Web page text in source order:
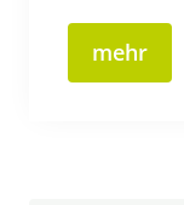
mehr